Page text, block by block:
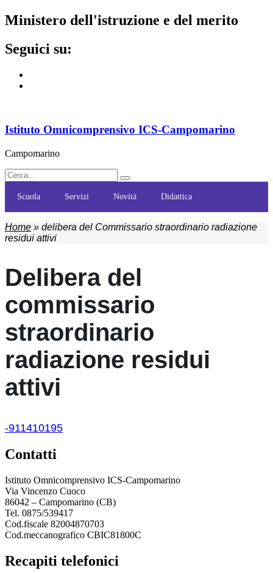
ministero dell'istruzione e del merito
seguici su:
Istituto Omnicomprensivo ICS-Campomarino
Campomarino
Scuola Servizi Novità Didattica
Home » delibera del Commissario straordinario radiazione
residui attivi
delibera del
commissario
straordinario
radiazione residui
attivi
-911410195
contatti
Istituto Omnicomprensivo ICS-Campomarino
Via Vincenzo Cuoco
86042 – Campomarino (CB)
Tel. 0875/539417
Cod.fiscale 82004870703
Cod.meccanografico CBIC81800C
recapiti telefonici